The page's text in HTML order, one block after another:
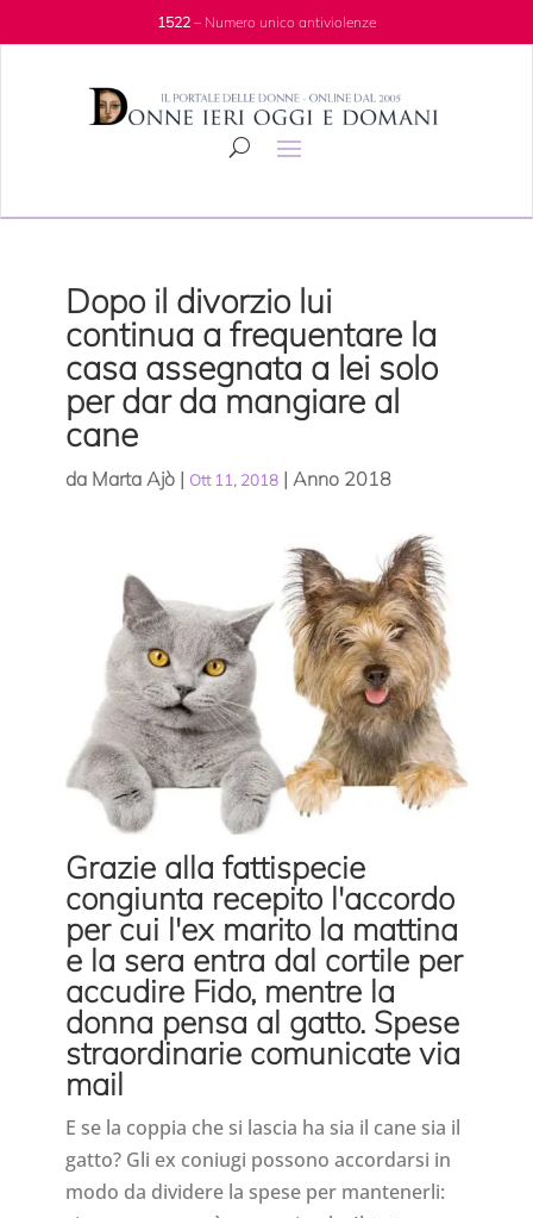
1522– Numero unico antiviolenze
Dopo il divorzio lui
continua a frequentare la
casa assegnata a lei solo
per dar da mangiare al
cane
da Marta Ajò| Ott 11, 2018| Anno 2018
Grazie alla fattispecie
congiunta recepito l'accordo
per cui l'ex marito la mattina
e la sera entra dal cortile per
accudire Fido, mentre la
donna pensa al gatto. Spese
straordinarie comunicate via
mail
E se la coppia che si lascia ha sia il cane sia il
gatto? Gli ex coniugi possono accordarsi in
modo da dividere la spese per mantenerli: